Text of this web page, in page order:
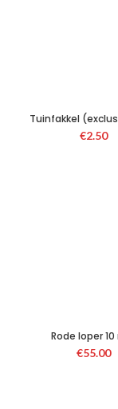
Tuinfakkel
€2.50
Rode loper
€55.00